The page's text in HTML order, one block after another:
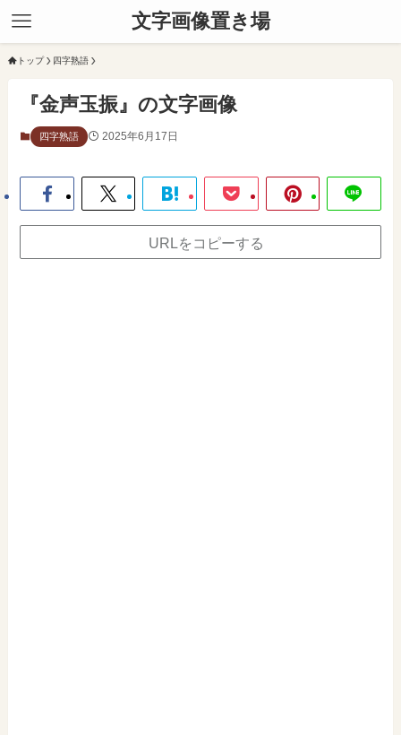
文字画像置き場
トップ 四字熟語
『金声玉振』の文字画像
四字熟語 2025年6月17日
URLをコピーする